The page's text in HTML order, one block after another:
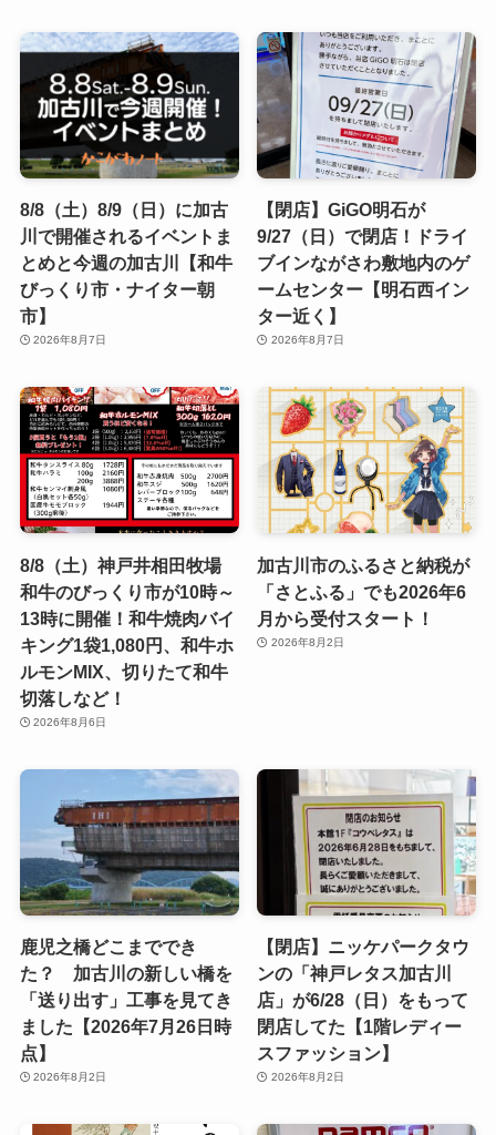
8/8（土）8/9（日）に加古
川で開催されるイベントま
とめと今週の加古川【和牛
びっくり市・ナイター朝
市】
2026年8月7日
【閉店】GiGO明石が
9/27（日）で閉店！ドライ
ブインながさわ敷地内のゲ
ームセンター【明石西イン
ター近く】
2026年8月7日
8/8（土）神戸井相田牧場
和牛のびっくり市が10時～
13時に開催！和牛焼肉バイ
キング1袋1,080円、和牛ホ
ルモンMIX、切りたて和牛
切落しなど！
2026年8月6日
加古川市のふるさと納税が
「さとふる」でも2026年6
月から受付スタート！
2026年8月2日
鹿児之橋どこまででき
た？ 加古川の新しい橋を
「送り出す」工事を見てき
ました【2026年7月26日時
点】
2026年8月2日
【閉店】ニッケパークタウ
ンの「神戸レタス加古川
店」が6/28（日）をもって
閉店してた【1階レディー
スファッション】
2026年8月2日